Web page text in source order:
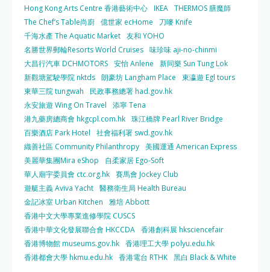
Hong Kong Arts Centre 香港藝術中心 IKEA THERMOS 膳魔師
The Chef’s Table尚廚 億世家 ecHome
刀嘜 Knife
千海水產 The Aquatic Market 友和 YOHO
名勝世界郵輪Resorts World Cruises 味珍味 aji-no-chinmi
大昌行汽車 DCHMOTORS 安怡 Anlene
新同樂 Sun Tung Lok
新觀塘駕駛學院 nktds 朗豪坊 Langham Place
東瀛遊 Egl tours
東華三院 tungwah
民政事務總署 had.gov.hk
永安旅遊 Wing On Travel
添寧 Tena
港九藥房總商會 hkgcpl.com.hk 珠江橋牌 Pearl River Bridge
百樂酒店 Park Hotel
社會福利署 swd.gov.hk
織善社區 Community Philanthropy 美國運通 American Express
美麗華集團Mira eShop
自柔家居 Ego-Soft
華人廟宇委員會 ctc.org.hk 賽馬會 Jockey Club
遊艇主義 Aviva Yacht 醫務衛生局 Health Bureau
金記冰室 Urban Kitchen
雅培 Abbott
香港中文大學專業進修學院 CUSCS
香港中華文化發展聯合會 HKCCDA 香港創科展 hksciencefair
香港博物館 museums.gov.hk 香港理工大學 polyu.edu.hk
香港都會大學 hkmu.edu.hk 香港電台 RTHK 黑白 Black & White